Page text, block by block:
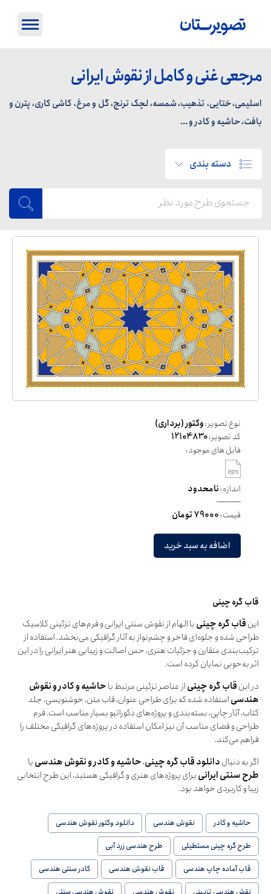
مرجعی غنی و کامل از نقوش ایرانی
اسلیمی، ختایی، تذهیب، شمسه، لچک ترنج، گل و مرغ، کاشی کاری، پترن و
بافت، حاشیه و کادر و ...
دسته بندی
نوع تصویر:وکتور (برداری)
کد تصویر:12104830
فایل های موجود:
اندازه:نامحدود
قیمت:79000 تومان
اضافه به سبد خرید
قاب گره چینی
اینقاب گره چینیبا الهام از نقوش سنتی ایرانی و فرم‌های تزئینی کلاسیک
طراحی شده و جلوه‌ای فاخر و چشم‌نواز به آثار گرافیکی می‌بخشد. استفاده از
ترکیب‌بندی متقارن و جزئیات هنری، حس اصالت و زیبایی هنر ایرانی را در این
اثر به‌خوبی نمایان کرده است.
در اینقاب گره چینیاز عناصر تزئینی مرتبط باحاشیه و کادر و نقوش
هندسیاستفاده شده که برای طراحی عنوان، قاب متن، خوشنویسی، جلد
کتاب، آثار چاپی، بسته‌بندی و پروژه‌های دکوراتیو بسیار مناسب است. فرم
طراحی و فضای مناسب آن نیز امکان استفاده در پروژه‌های گرافیکی مختلف را
فراهم می‌کند.
اگر به دنبالدانلود قاب گره چینی،حاشیه و کادر و نقوش هندسییا
طرح سنتی ایرانیبرای پروژه‌های هنری و گرافیکی هستید، این طرح انتخابی
زیبا و کاربردی خواهد بود.
حاشیه و کادر نقوش هندسی
دانلود وکتور نقوش هندسی
طرح گره چینی مستطیلی
طرح هندسی زرد آبی
قاب آماده چاپ هندسی
قاب نقوش هندسی
کادر سنتی هندسی